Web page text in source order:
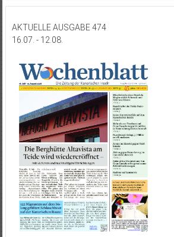
AKTUELLE AUSGABE 474
16.07. - 12.08.